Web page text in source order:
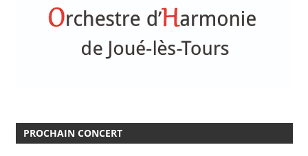
PROCHAIN CONCERT